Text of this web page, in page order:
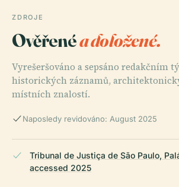
ZDROJE
Ověřenéa doložené.
Vyrešeršováno a sepsáno redakčním
historických záznamů,
místních znalostí.
Naposledy revidováno: August 2025
Tribunal de Justiça de São Paulo,
accessed 2025